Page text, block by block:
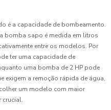
é a capacidade de bombeamento.
bomba sapo é medida em litros
entre os modelos. Por
ter uma capacidade de
uma bomba de 2 HP pode
exigem a remoção rápida de água,
um modelo com maior
crucial.